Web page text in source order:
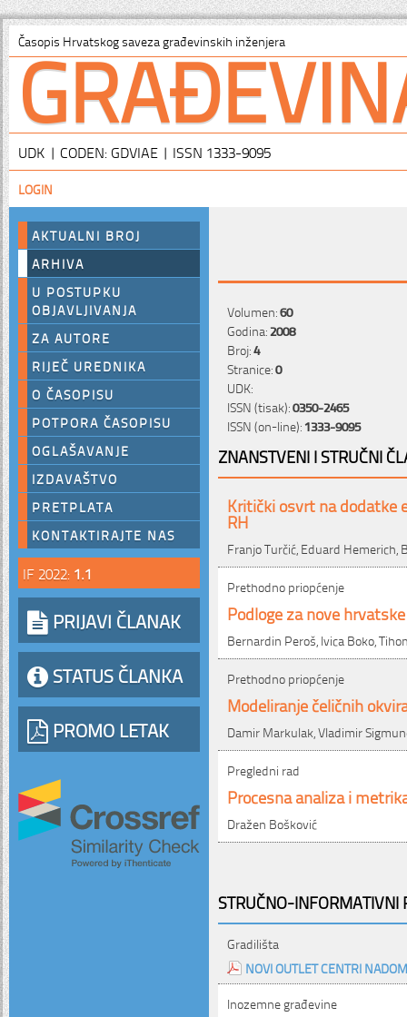
Časopis Hrvatskog saveza građevinskih inženjera
UDK | CODEN: GDVIAE | ISSN 1333-9095
LOGIN
AKTUALNI BROJ
ARHIVA
U POSTUPKU
OBJAVLJIVANJA
ZA AUTORE
RIJEČ UREDNIKA
O ČASOPISU
POTPORA ČASOPISU
OGLAŠAVANJE
IZDAVAŠTVO
PRETPLATA
KONTAKTIRAJTE NAS
IF 2022: 1.1
PRIJAVI ČLANAK
STATUS ČLANKA
PROMO LETAK
Volumen:60
Godina:2008
Broj:4
Stranice:0
UDK:
ISSN (tisak):0350-2465
ISSN (on-line):1333-9095
ZNANSTVENI I STRUČNI
Kritički osvrt na dodatke
RH
Franjo Turčić, Eduard Hemerich,
Prethodno priopćenje
Podloge za nove
Bernardin Peroš, Ivica Boko,
Prethodno priopćenje
Modeliranje čeličnih
Damir Markulak, Vladimir
Pregledni rad
Procesna analiza i
Dražen Bošković
STRUČNO-INFORMATIVNI
Gradilišta
NOVI OUTLET CENTRI
Inozemne građevine